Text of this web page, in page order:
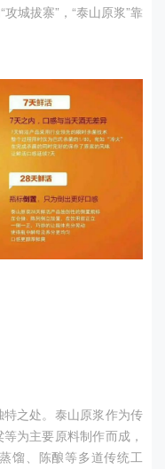
城拔寨”，“泰山原浆”靠
之处。泰山原浆作为传
为主要原料制作而成，
馏、陈酿等多道传统工